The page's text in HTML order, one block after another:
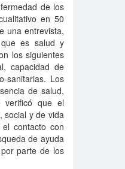
de los
en 50
una entrevista,
que es salud y
los siguientes
capacidad de
sanitarias. Los
de salud,
verificó que el
social y de vida
contacto con
de ayuda
parte de los